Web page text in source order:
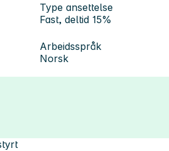
Type ansettelse
Fast, deltid 15%
Arbeidsspråk
Norsk